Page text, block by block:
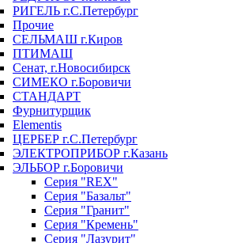
РИГЕЛЬ г.С.Петербург
Прочие
СЕЛЬМАШ г.Киров
ПТИМАШ
Сенат, г.Новосибирск
СИМЕКО г.Боровичи
СТАНДАРТ
Фурнитурщик
Elementis
ЦЕРБЕР г.С.Петербург
ЭЛЕКТРОПРИБОР г.Казань
ЭЛЬБОР г.Боровичи
Серия "REX"
Серия "Базальт"
Серия "Гранит"
Серия "Кремень"
Серия "Лазурит"